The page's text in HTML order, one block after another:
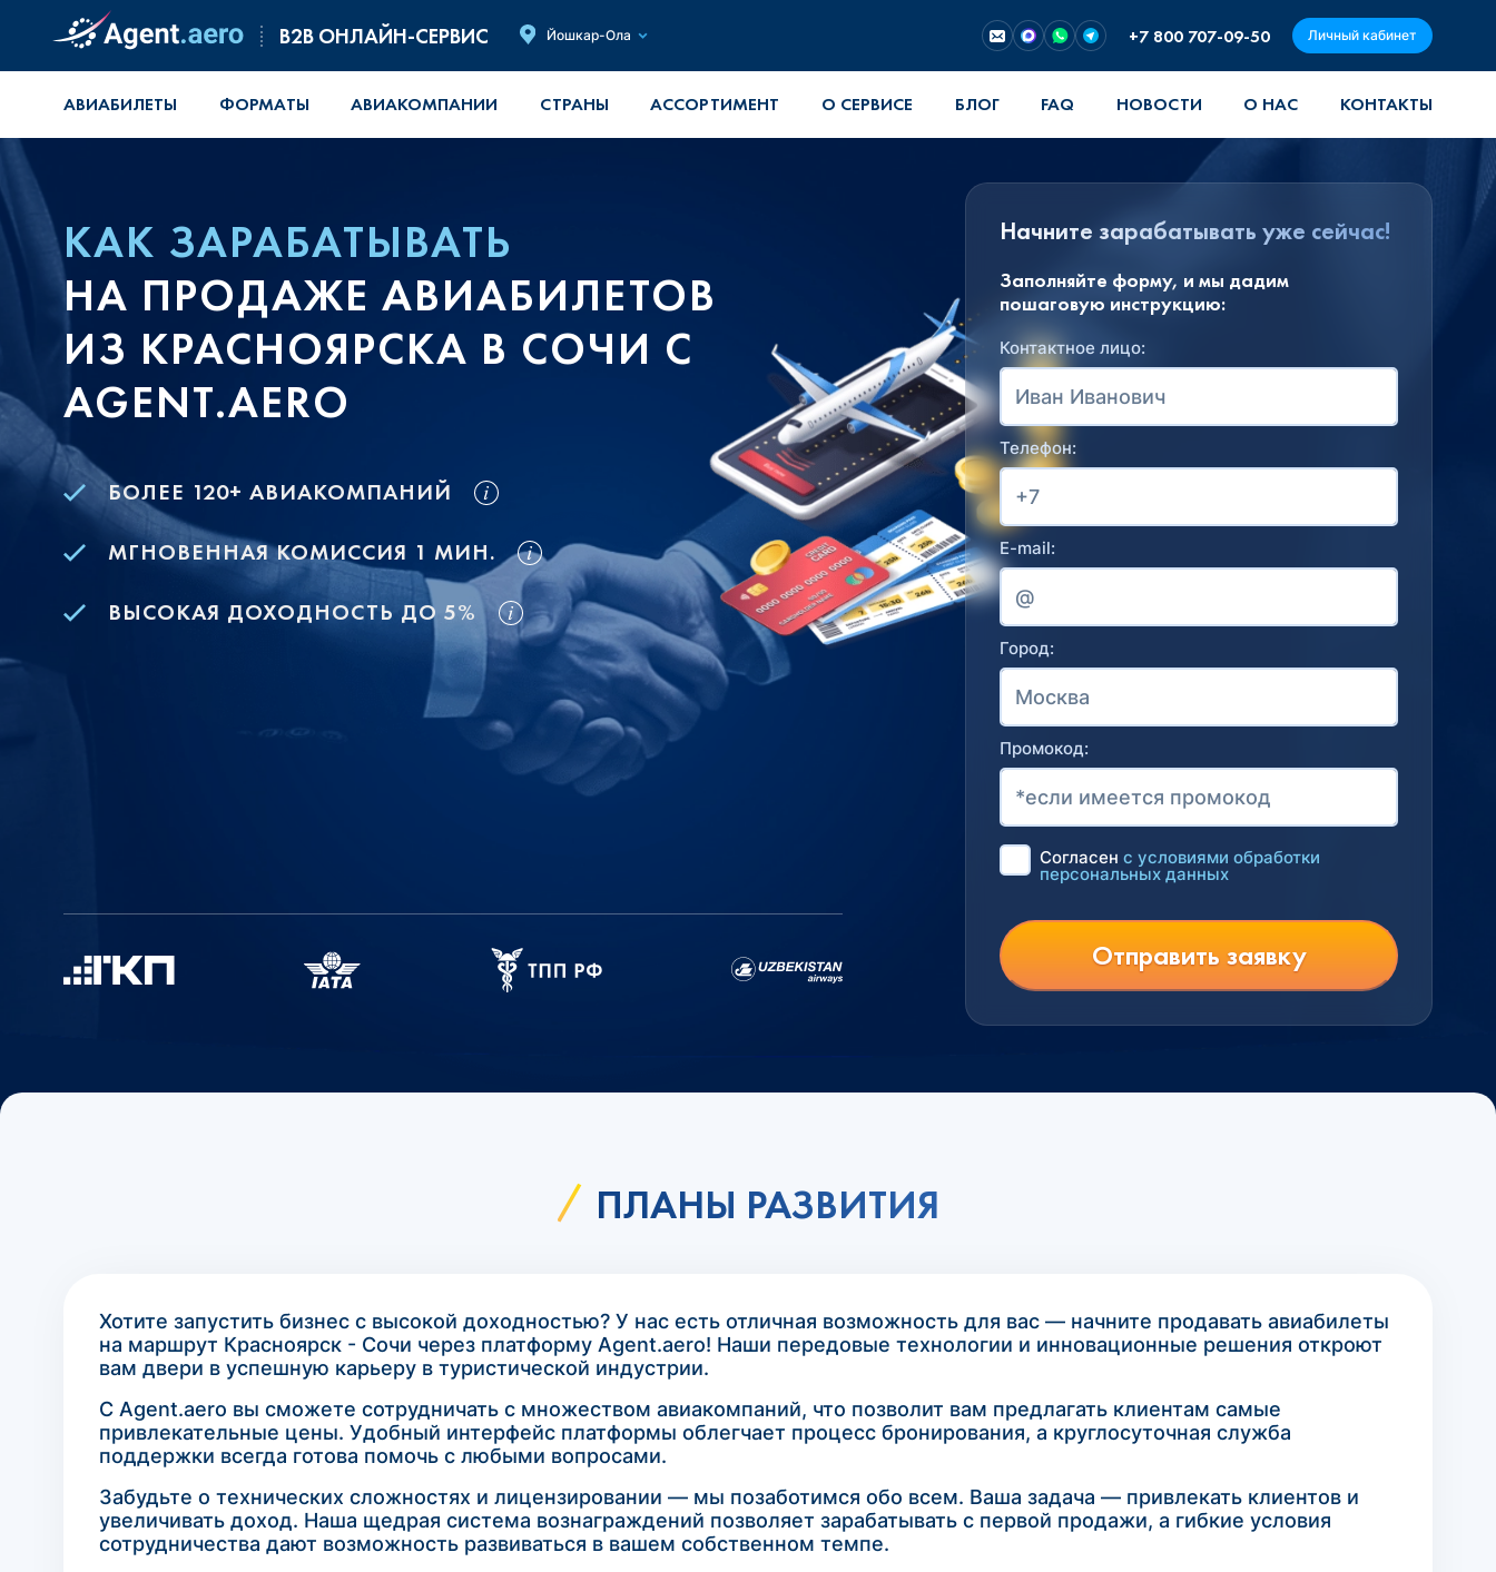
B2B ОНЛАЙН-СЕРВИС Йошкар-Ола +7 800 707-09-50 Личный кабинет
АВИАБИЛЕТЫ ФОРМАТЫ АВИАКОМПАНИИ СТРАНЫ АССОРТИМЕНТ О СЕРВИСЕ БЛОГ FAQ НОВОСТИ О НАС КОНТАКТЫ
КАК ЗАРАБАТЫВАТЬ
НА ПРОДАЖЕ АВИАБИЛЕТОВ
ИЗ КРАСНОЯРСКА В СОЧИ С
AGENT.AERO
БОЛЕЕ 120+ АВИАКОМПАНИЙ
МГНОВЕННАЯ КОМИССИЯ 1 МИН.
ВЫСОКАЯ ДОХОДНОСТЬ ДО 5%
Начните зарабатывать уже сейчас!
Заполняйте форму, и мы дадим
пошаговую инструкцию:
Контактное лицо:
Телефон:
E-mail:
Город:
Промокод:
Согласен с условиями обработки
персональных данных
Отправить заявку
ПЛАНЫ РАЗВИТИЯ
Хотите запустить бизнес с высокой доходностью? У нас есть отличная возможность для вас — начните продавать авиабилеты
на маршрут Красноярск - Сочи через платформу Agent.aero! Наши передовые технологии и инновационные решения откроют
вам двери в успешную карьеру в туристической индустрии.
С Agent.aero вы сможете сотрудничать с множеством авиакомпаний, что позволит вам предлагать клиентам самые
привлекательные цены. Удобный интерфейс платформы облегчает процесс бронирования, а круглосуточная служба
поддержки всегда готова помочь с любыми вопросами.
Забудьте о технических сложностях и лицензировании — мы позаботимся обо всем. Ваша задача — привлекать клиентов и
увеличивать доход. Наша щедрая система вознаграждений позволяет зарабатывать с первой продажи, а гибкие условия
сотрудничества дают возможность развиваться в вашем собственном темпе.